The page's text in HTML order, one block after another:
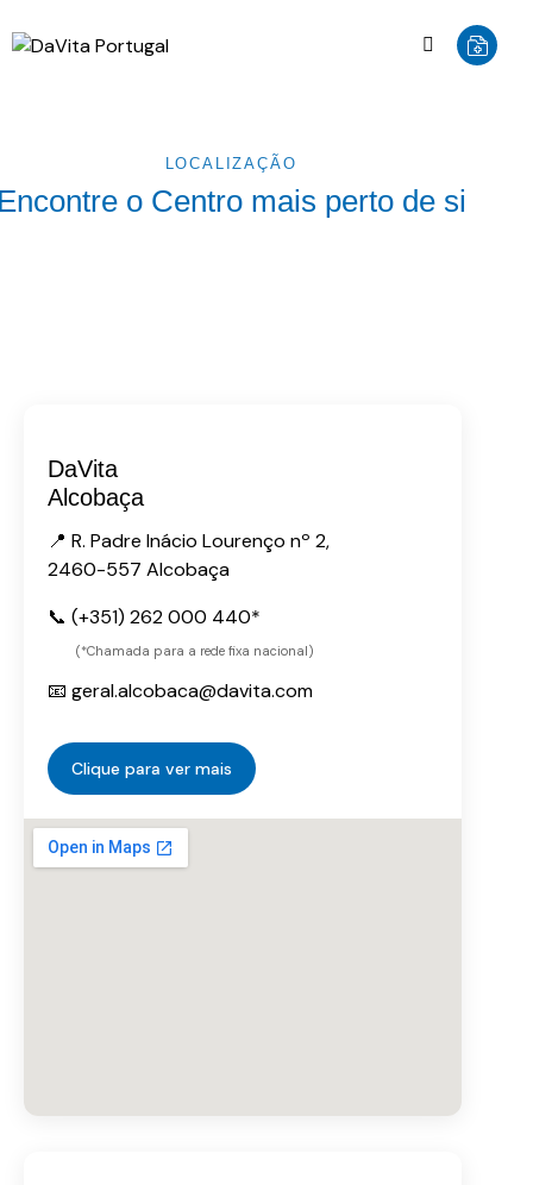
LOCALIZAÇÃO
o Centro mais perto de si
DaVita
Alcobaça
📍 R. Padre Inácio Lourenço nº 2,
2460-557 Alcobaça
📞 (+351) 262 000 440*
(*Chamada para a rede fixa nacional)
📧 geral.alcobaca@davita.com
Clique para ver mais